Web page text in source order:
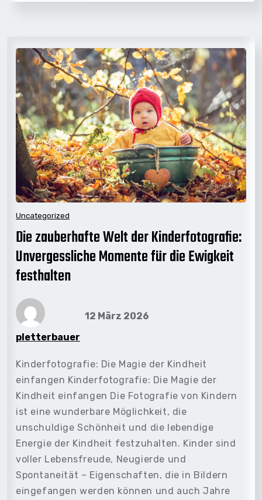
Uncategorized
Die zauberhafte Welt der Kinderfotografie:
Unvergessliche Momente für die Ewigkeit
festhalten
pletterbauer
12 März 2026
Kinderfotografie: Die Magie der Kindheit
einfangen Kinderfotografie: Die Magie der
Kindheit einfangen Die Fotografie von Kindern
ist eine wunderbare Möglichkeit, die
unschuldige Schönheit und die lebendige
Energie der Kindheit festzuhalten. Kinder sind
voller Lebensfreude, Neugierde und
Spontaneität – Eigenschaften, die in Bildern
eingefangen werden können und auch Jahre